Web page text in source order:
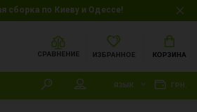
сборка по Киеву и Одессе!
СРАВНЕНИЕ ИЗБРАННОЕ КОРЗИНА
ЯЗЫК ГРН.